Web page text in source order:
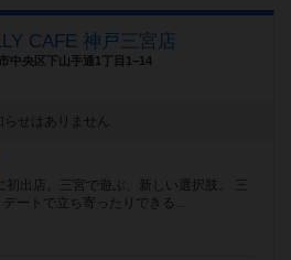
CAFE 神戸三宮店
中央区下山手通1丁目1−14
らせはありません
初出店。三宮で遊ぶ、新しい選択肢。 三
ートで立ち寄ったりできる...